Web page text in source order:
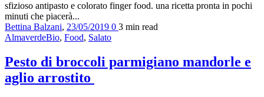
sfizioso antipasto e colorato finger food. una ricetta pronta in pochi
minuti che piacerà...
Bettina Balzani, 23/05/2019 0 3 min read
AlmaverdeBio, Food, Salato
Pesto di broccoli parmigiano mandorle e
aglio arrostito